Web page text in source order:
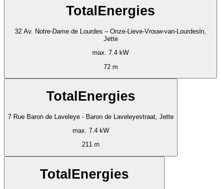
TotalEnergies
32 Av. Notre-Dame de Lourdes – Onze-Lieve-Vrouw-van-Lourdesln,
Jette
max. 7.4 kW
72 m
TotalEnergies
7 Rue Baron de Laveleye - Baron de Laveleyestraat, Jette
max. 7.4 kW
211 m
TotalEnergies